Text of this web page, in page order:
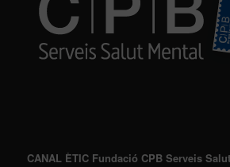
CANAL ÈTIC Fundació CPB Serveis